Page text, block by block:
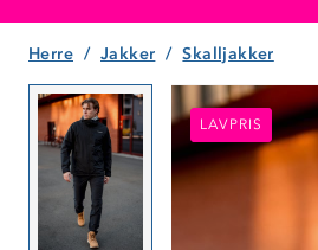
Herre Jakker Skalljakker
LAVPRIS
LAVPRIS